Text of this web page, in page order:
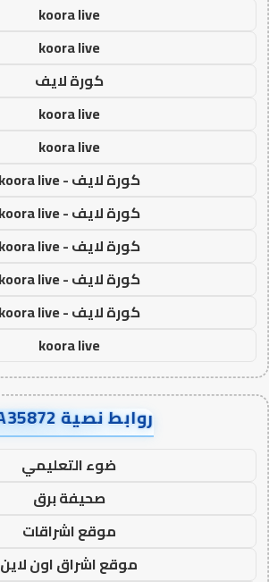
koora live
koora live
كورة لايف
koora live
koora live
كورة لايف - koora live
كورة لايف - koora live
كورة لايف - koora live
كورة لايف - koora live
كورة لايف - koora live
koora live
روابط نصية AA35872
ضوء التعليمي
صحيفة برق
موقع اشراقات
موقع اشراق اون لاين